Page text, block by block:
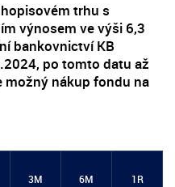
trhu s
výnosem ve výši 6,3
bankovnictví KB
po tomto datu až
nákup fondu na
3M 6M 1R